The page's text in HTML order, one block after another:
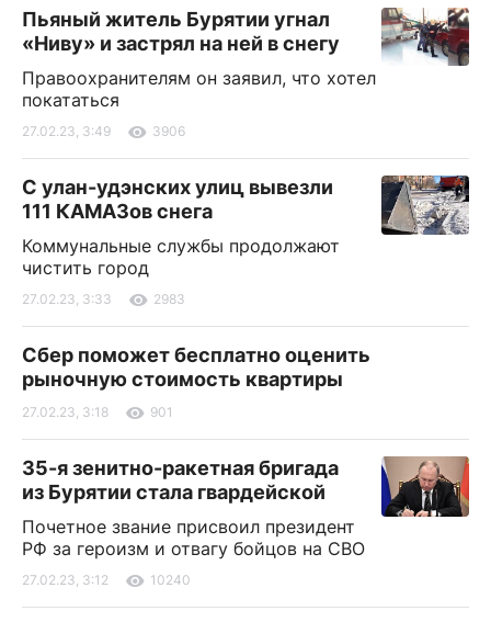
Пьяный житель Бурятии угнал
«Ниву» и застрял на ней в снегу
Правоохранителям он заявил, что хотел
покататься
27.02.23, 3:49 3906
С улан-удэнских улиц вывезли
111 КАМАЗов снега
Коммунальные службы продолжают
чистить город
27.02.23, 3:33 2983
Сбер поможет бесплатно оценить
рыночную стоимость квартиры
27.02.23, 3:18 901
35-я зенитно-ракетная бригада
из Бурятии стала гвардейской
Почетное звание присвоил президент
РФ за героизм и отвагу бойцов на СВО
27.02.23, 3:12 10240